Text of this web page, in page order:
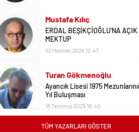
MEKTUP
22 Haziran 2026 12:47
Turan Gökmenoğlu
Yıl Buluşması
18 Temmuz 2025 16:40
Bu Sene Fenerbahçe Ülke
TÜM YAZARLARI GÖSTER